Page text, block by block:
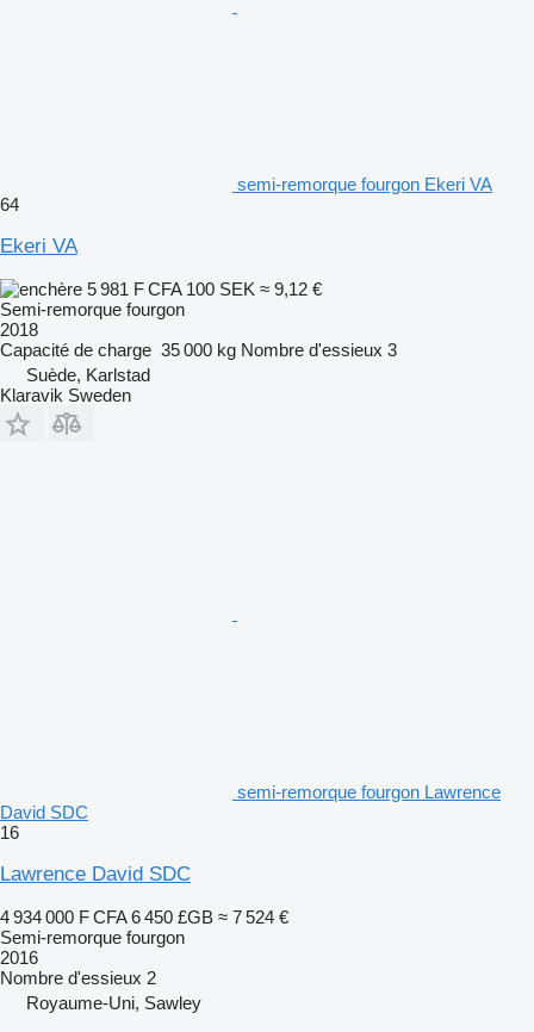
semi-remorque fourgon Ekeri VA
64
Ekeri VA
5 981 F CFA 100 SEK ≈ 9,12 €
Semi-remorque fourgon
2018
Capacité de charge 35 000 kg Nombre d'essieux 3
Suède, Karlstad
Klaravik Sweden
semi-remorque fourgon Lawrence
David SDC
16
Lawrence David SDC
4 934 000 F CFA 6 450 £GB ≈ 7 524 €
Semi-remorque fourgon
2016
Nombre d'essieux 2
Royaume-Uni, Sawley